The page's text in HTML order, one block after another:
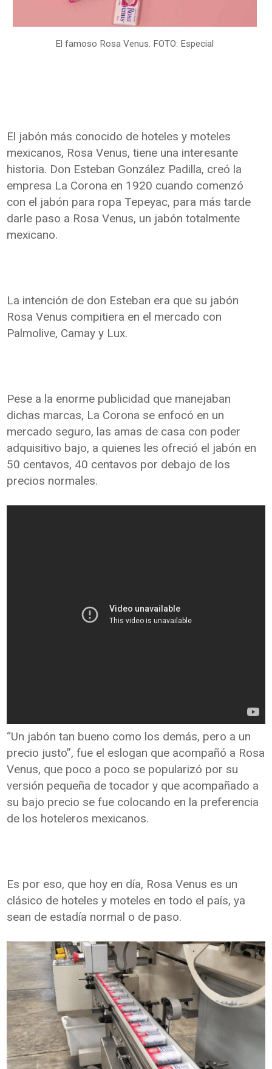
El famoso Rosa Venus. FOTO: Especial
El jabón más conocido de hoteles y moteles
mexicanos, Rosa Venus, tiene una interesante
historia. Don Esteban González Padilla, creó la
empresa La Corona en 1920 cuando comenzó
con el jabón para ropa Tepeyac, para más tarde
darle paso a Rosa Venus, un jabón totalmente
mexicano.
La intención de don Esteban era que su jabón
Rosa Venus compitiera en el mercado con
Palmolive, Camay y Lux.
Pese a la enorme publicidad que manejaban
dichas marcas, La Corona se enfocó en un
mercado seguro, las amas de casa con poder
adquisitivo bajo, a quienes les ofreció el jabón en
50 centavos, 40 centavos por debajo de los
precios normales.
“Un jabón tan bueno como los demás, pero a un
precio justo”, fue el eslogan que acompañó a Rosa
Venus, que poco a poco se popularizó por su
versión pequeña de tocador y que acompañado a
su bajo precio se fue colocando en la preferencia
de los hoteleros mexicanos.
Es por eso, que hoy en día, Rosa Venus es un
clásico de hoteles y moteles en todo el país, ya
sean de estadía normal o de paso.